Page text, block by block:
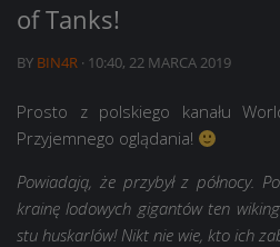
of Tanks!
BY BIN4R · 10:40, 22 MARCA 2019
Prosto z polskiego kanału
Przyjemnego oglądania!
Powiadają, że przybył z północy.
krainę lodowych gigantów ten wiking
stu huskarlów! Nikt nie wie, kto ich